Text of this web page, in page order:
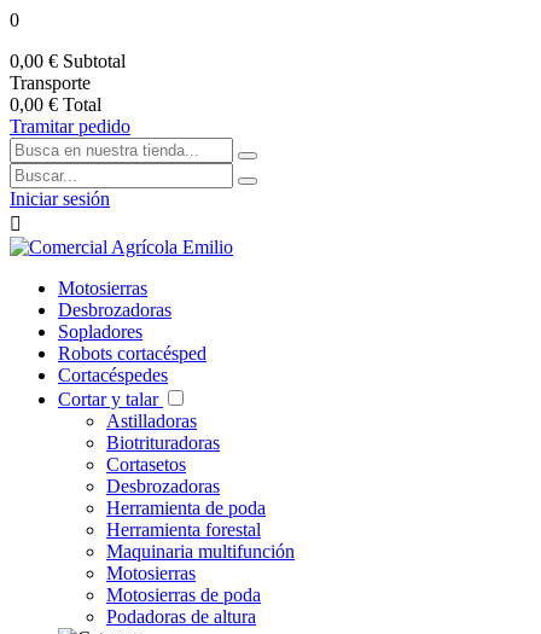
0
0,00 € Subtotal
Transporte
0,00 € Total
Tramitar pedido
Iniciar sesión

Motosierras
Desbrozadoras
Sopladores
Robots cortacésped
Cortacéspedes
Cortar y talar
Astilladoras
Biotrituradoras
Cortasetos
Desbrozadoras
Herramienta de poda
Herramienta forestal
Maquinaria multifunción
Motosierras
Motosierras de poda
Podadoras de altura